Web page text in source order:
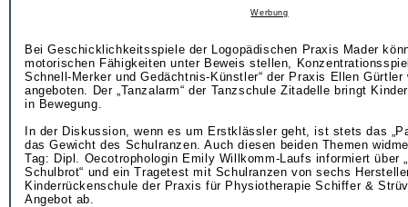
Werbung
Bei Geschicklichkeitsspiele der Logopädischen Praxis Mader
motorischen Fähigkeiten unter Beweis stellen,
Schnell-Merker und Gedächtnis-Künstler“ der Praxis Ellen Gürtler
angeboten. Der „Tanzalarm“ der Tanzschule Zitadelle bringt
in Bewegung.
In der Diskussion, wenn es um Erstklässler geht, ist stets das
das Gewicht des Schulranzen. Auch diesen beiden Themen
Tag: Dipl. Oecotrophologin Emily Willkomm-Laufs informiert über
Schulbrot“ und ein Tragetest mit Schulranzen von sechs
Kinderrückenschule der Praxis für Physiotherapie Schiffer &
Angebot ab.